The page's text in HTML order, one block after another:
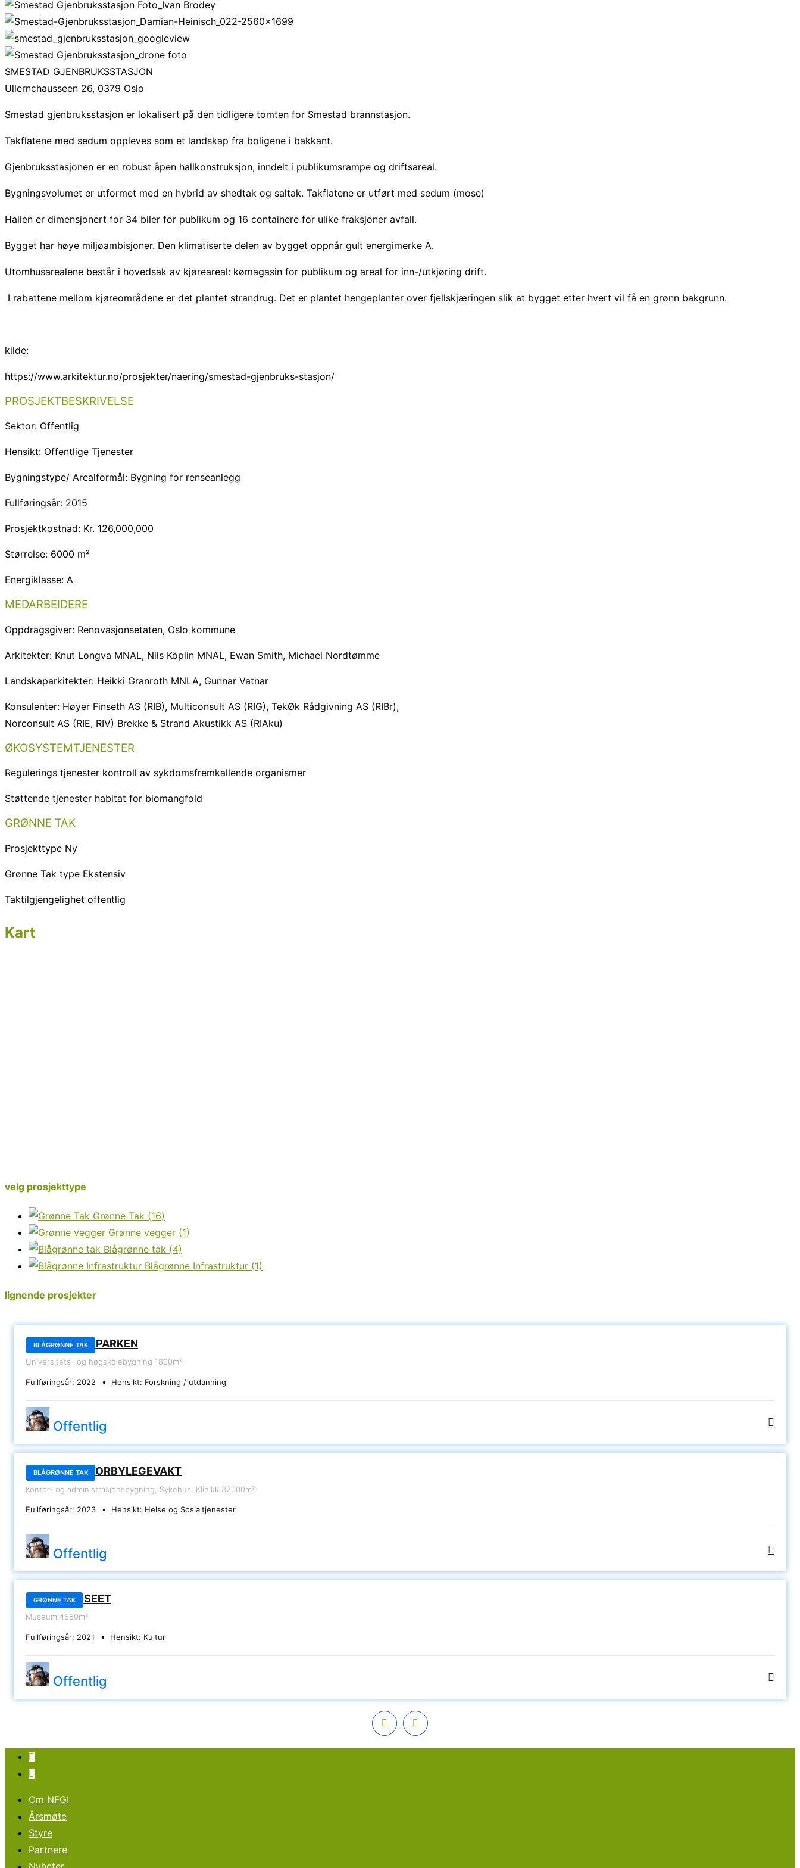
SMESTAD GJENBRUKS­STASJON
Ullernchausseen 26, 0379 Oslo
Smestad gjenbruksstasjon er lokalisert på den tidligere tomten for Smestad brannstasjon.
Takflatene med sedum oppleves som et landskap fra boligene i bakkant.
Gjenbruksstasjonen er en robust åpen hallkonstruksjon, inndelt i publikumsrampe og driftsareal.
Bygningsvolumet er utformet med en hybrid av shedtak og saltak. Takflatene er utført med sedum (mose)
Hallen er dimensjonert for 34 biler for publikum og 16 containere for ulike fraksjoner avfall.
Bygget har høye miljøambisjoner. Den klimatiserte delen av bygget oppnår gult energimerke A.
Utomhusarealene består i hovedsak av kjøreareal: kømagasin for publikum og areal for inn-/utkjøring drift.
I rabattene mellom kjøreområdene er det plantet strandrug. Det er plantet hengeplanter over fjellskjæringen slik at bygget etter hvert vil få en grønn bakgrunn.
kilde:
https://www.arkitektur.no/prosjekter/naering/smestad-gjenbruks-stasjon/
PROSJEKTBESKRIVELSE
Sektor: Offentlig
Hensikt: Offentlige Tjenester
Bygningstype/ Arealformål: Bygning for renseanlegg
Fullføringsår: 2015
Prosjektkostnad: Kr. 126,000,000
Størrelse: 6000 m²
Energiklasse: A
MEDARBEIDERE
Oppdragsgiver: Renovasjonsetaten, Oslo kommune
Arkitekter: Knut Longva MNAL, Nils Köplin MNAL, Ewan Smith, ­Michael Nordtømme
Landskaparkitekter: Heikki Granroth MNLA, Gunnar Vatnar
Konsulenter: Høyer Finseth AS (RIB), Multiconsult AS (RIG), TekØk Rådgivning AS (RIBr),
Norconsult AS (RIE, RIV) Brekke & Strand Akustikk AS (RIAku)
ØKOSYSTEMTJENESTER
Regulerings tjenester kontroll av sykdomsfremkallende organismer
Støttende tjenester habitat for biomangfold
GRØNNE TAK
Prosjekttype Ny
Grønne Tak type Ekstensiv
Taktilgjengelighet offentlig
Kart
velg prosjekttype
Grønne Tak (16)
Grønne vegger (1)
Blågrønne tak (4)
Blågrønne Infrastruktur (1)
lignende prosjekter
BLÅGRØNNE TAK
FORSKNINGSPARKEN
Universitets- og høgskolebygning 1800m²
Fullføringsår: 2022 Hensikt: Forskning / utdanning
Offentlig
BLÅGRØNNE TAK
NYE OSLO STORBYLEGEVAKT
Kontor- og administrasjonsbygning, Sykehus, Klinikk 32000m²
Fullføringsår: 2023 Hensikt: Helse og Sosialtjenester
Offentlig
GRØNNE TAK
MUNCHMUSEET
Museum 4550m²
Fullføringsår: 2021 Hensikt: Kultur
Offentlig
Om NFGI
Årsmøte
Styre
Partnere